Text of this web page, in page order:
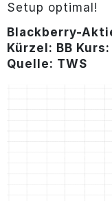
Setup optimal!
Blackberry-
Kürzel: BB
Quelle: TWS